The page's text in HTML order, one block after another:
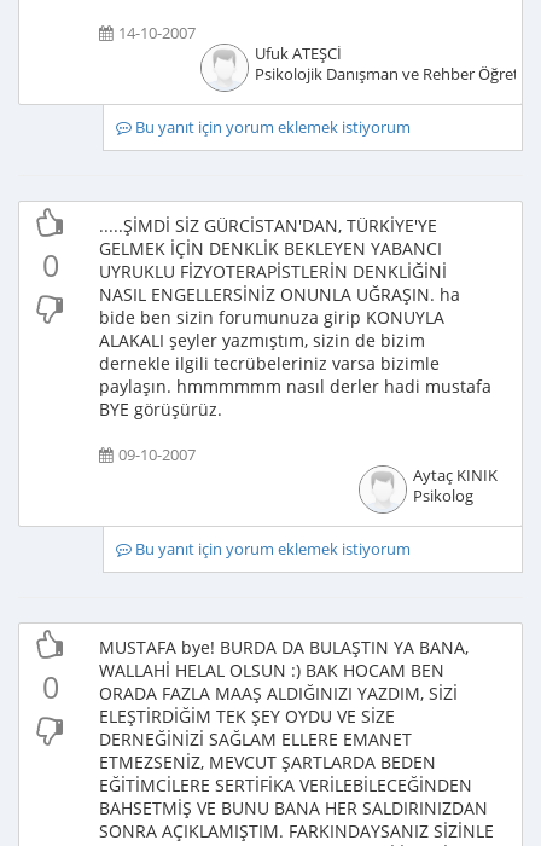
14-10-2007
Ufuk ATEŞCİ
Psikolojik Danışman ve Rehber
Bu yanıt için yorum eklemek istiyorum
0
.....ŞİMDİ SİZ GÜRCİSTAN'DAN, TÜRKİYE'YE
GELMEK İÇİN DENKLİK BEKLEYEN YABANCI
UYRUKLU FİZYOTERAPİSTLERİN DENKLİĞİNİ
NASIL ENGELLERSİNİZ ONUNLA UĞRAŞIN. ha
bide ben sizin forumunuza girip KONUYLA
ALAKALI şeyler yazmıştım, sizin de bizim
dernekle ilgili tecrübeleriniz varsa bizimle
paylaşın. hmmmmmm nasıl derler hadi mustafa
BYE görüşürüz.
09-10-2007
Aytaç KINIK
Psikolog
Bu yanıt için yorum eklemek istiyorum
0
MUSTAFA bye! BURDA DA BULAŞTIN YA BANA,
WALLAHİ HELAL OLSUN :) BAK HOCAM BEN
ORADA FAZLA MAAŞ ALDIĞINIZI YAZDIM, SİZİ
ELEŞTİRDİĞİM TEK ŞEY OYDU VE SİZE
DERNEĞİNİZİ SAĞLAM ELLERE EMANET
ETMEZSENİZ, MEVCUT ŞARTLARDA BEDEN
EĞİTİMCİLERE SERTİFİKA VERİLEBİLECEĞİNDEN
BAHSETMİŞ VE BUNU BANA HER SALDIRINIZDAN
SONRA AÇIKLAMIŞTIM. FARKINDAYSANIZ SİZİNLE